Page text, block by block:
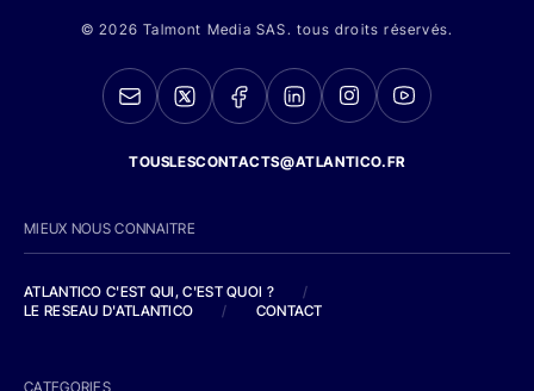
© 2026 Talmont Media SAS. tous droits réservés.
TOUSLESCONTACTS@ATLANTICO.FR
MIEUX NOUS CONNAITRE
ATLANTICO C'EST QUI, C'EST QUOI ?
/
LE RESEAU D'ATLANTICO
/ CONTACT
CATEGORIES